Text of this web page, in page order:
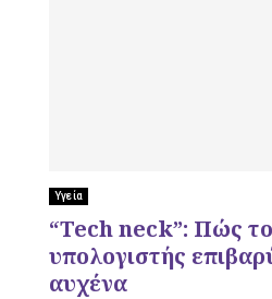
Υγεία
“Tech neck”: Πώς το
υπολογιστής
αυχένα